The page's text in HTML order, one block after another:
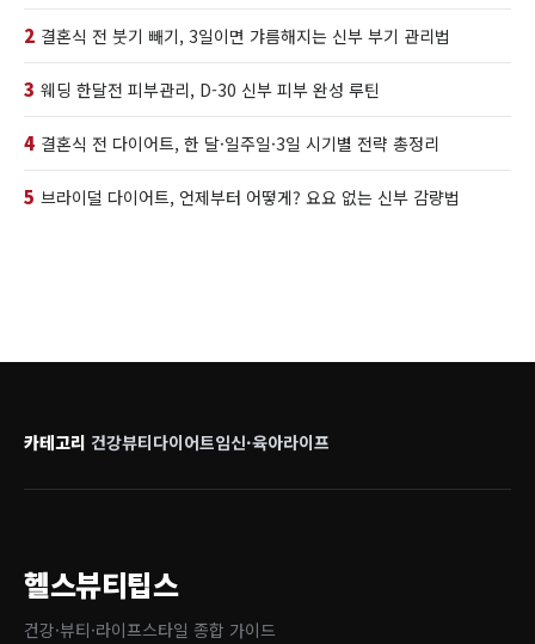
2 결혼식 전 붓기 빼기, 3일이면 갸름해지는 신부 부기 관리법
3 웨딩 한달전 피부관리, D-30 신부 피부 완성 루틴
4 결혼식 전 다이어트, 한 달·일주일·3일 시기별 전략 총정리
5 브라이덜 다이어트, 언제부터 어떻게? 요요 없는 신부 감량법
카테고리 건강뷰티다이어트임신·육아라이프
헬스뷰티팁스
건강·뷰티·라이프스타일 종합 가이드